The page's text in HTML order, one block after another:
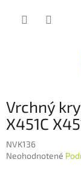
Vrchný
X451C
NVK136
Priemerné
Neohodnotené